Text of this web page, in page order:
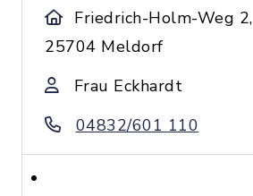
Friedrich-Holm-Weg 2,
25704 Meldorf
Frau Eckhardt
04832/601 110